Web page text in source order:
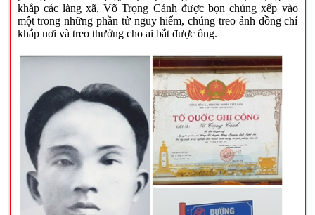
khắp các làng xã, Võ Trọng Cánh được bọn chúng xếp vào
một trong những phần tử nguy hiểm, chúng treo ảnh đồng chí
khắp nơi và treo thưởng cho ai bắt được ông.